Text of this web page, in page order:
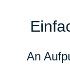
An